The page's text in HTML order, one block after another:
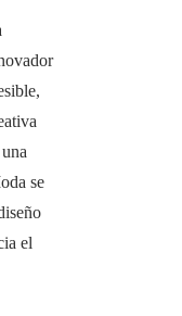
se
el